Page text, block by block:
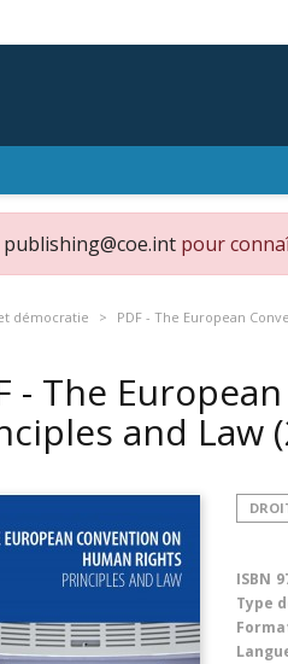
publishing@coe.int pour
démocratie PDF - The European
- The
and Law
ISBN
Type